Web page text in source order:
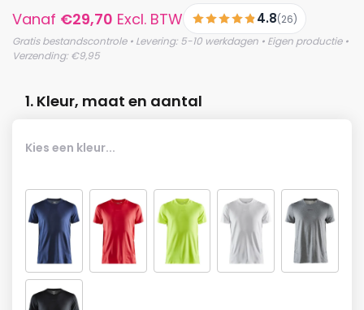
Vanaf €29,70 Excl. BTW 4.8(26)
Gratis bestandscontrole • Levering: 5-10 werkdagen • Eigen productie •
Verzending: €9,95
1. Kleur, maat en aantal
Kies een kleur...